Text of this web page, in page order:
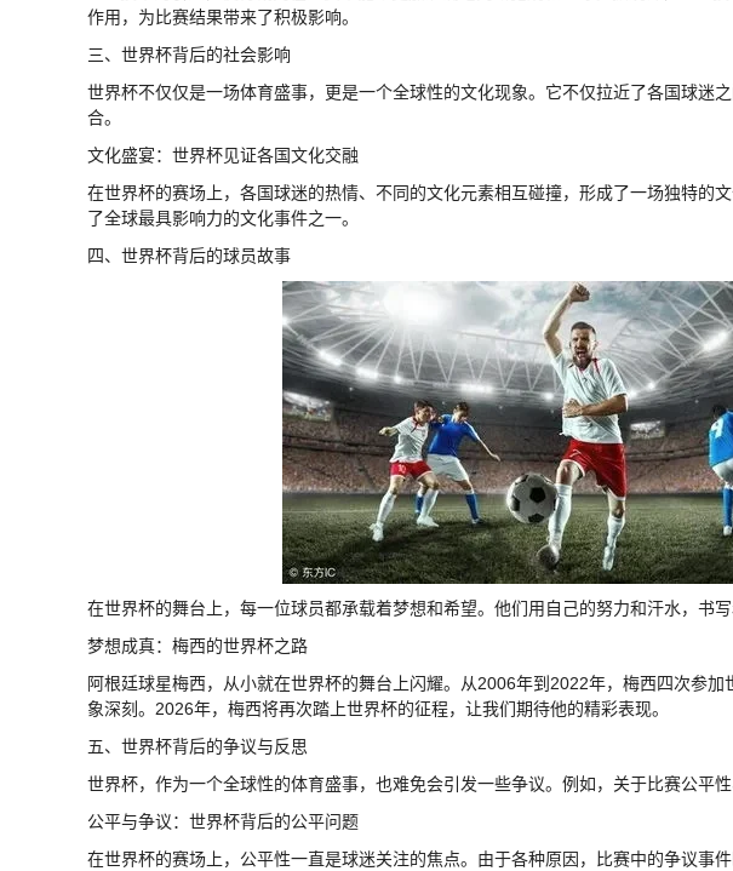
作用，为比赛结果带来了积极影响。
三、世界杯背后的社会影响
世界杯不仅仅是一场体育盛事，更是一个全球性的文化现象。它不仅拉近了各国球迷
合。
文化盛宴：世界杯见证各国文化交融
在世界杯的赛场上，各国球迷的热情、不同的文化元素相互碰撞，形成了一场独特的
了全球最具影响力的文化事件之一。
四、世界杯背后的球员故事
在世界杯的舞台上，每一位球员都承载着梦想和希望。他们用自己的努力和汗水，书写
梦想成真：梅西的世界杯之路
阿根廷球星梅西，从小就在世界杯的舞台上闪耀。从2006年到2022年，梅西四次参
象深刻。2026年，梅西将再次踏上世界杯的征程，让我们期待他的精彩表现。
五、世界杯背后的争议与反思
世界杯，作为一个全球性的体育盛事，也难免会引发一些争议。例如，关于比赛公平
公平与争议：世界杯背后的公平问题
在世界杯的赛场上，公平性一直是球迷关注的焦点。由于各种原因，比赛中的争议事